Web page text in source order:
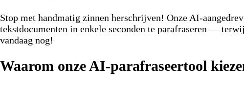
Stop met handmatig zinnen herschrijven! Onze AI-
tekstdocumenten in enkele seconden te parafraseren —
vandaag nog!
Waarom onze AI-parafraseertool